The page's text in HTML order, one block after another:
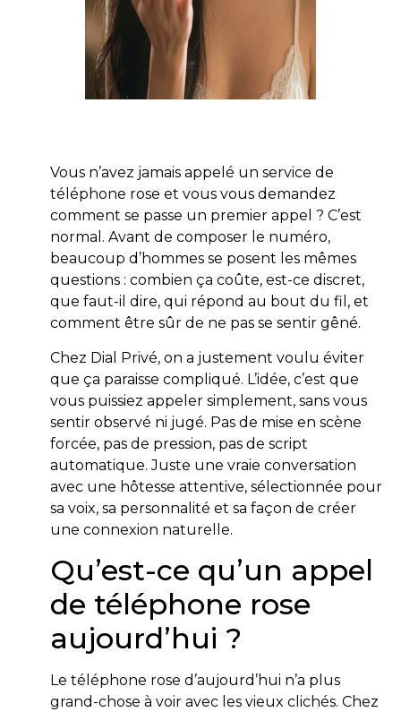
Vous n’avez jamais appelé un service de
téléphone rose et vous vous demandez
comment se passe un premier appel ? C’est
normal. Avant de composer le numéro,
beaucoup d’hommes se posent les mêmes
questions : combien ça coûte, est-ce discret,
que faut-il dire, qui répond au bout du fil, et
comment être sûr de ne pas se sentir gêné.
Chez Dial Privé, on a justement voulu éviter
que ça paraisse compliqué. L’idée, c’est que
vous puissiez appeler simplement, sans vous
sentir observé ni jugé. Pas de mise en scène
forcée, pas de pression, pas de script
automatique. Juste une vraie conversation
avec une hôtesse attentive, sélectionnée pour
sa voix, sa personnalité et sa façon de créer
une connexion naturelle.
Qu’est-ce qu’un appel
de téléphone rose
aujourd’hui ?
Le téléphone rose d’aujourd’hui n’a plus
grand-chose à voir avec les vieux clichés. Chez